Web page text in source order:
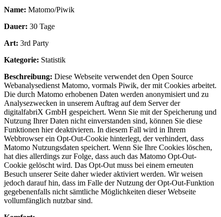
Name: Matomo/Piwik
Dauer: 30 Tage
Art: 3rd Party
Kategorie: Statistik
Beschreibung: Diese Webseite verwendet den Open Source
Webanalysedienst Matomo, vormals Piwik, der mit Cookies arbeitet.
Die durch Matomo erhobenen Daten werden anonymisiert und zu
Analysezwecken in unserem Auftrag auf dem Server der
digitalfabriX GmbH gespeichert. Wenn Sie mit der Speicherung und
Nutzung Ihrer Daten nicht einverstanden sind, können Sie diese
Funktionen hier deaktivieren. In diesem Fall wird in Ihrem
Webbrowser ein Opt-Out-Cookie hinterlegt, der verhindert, dass
Matomo Nutzungsdaten speichert. Wenn Sie Ihre Cookies löschen,
hat dies allerdings zur Folge, dass auch das Matomo Opt-Out-
Cookie gelöscht wird. Das Opt-Out muss bei einem erneuten
Besuch unserer Seite daher wieder aktiviert werden. Wir weisen
jedoch darauf hin, dass im Falle der Nutzung der Opt-Out-Funktion
gegebenenfalls nicht sämtliche Möglichkeiten dieser Webseite
vollumfänglich nutzbar sind.